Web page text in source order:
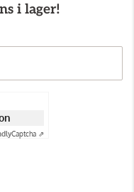
i lager!
Captcha ⇗